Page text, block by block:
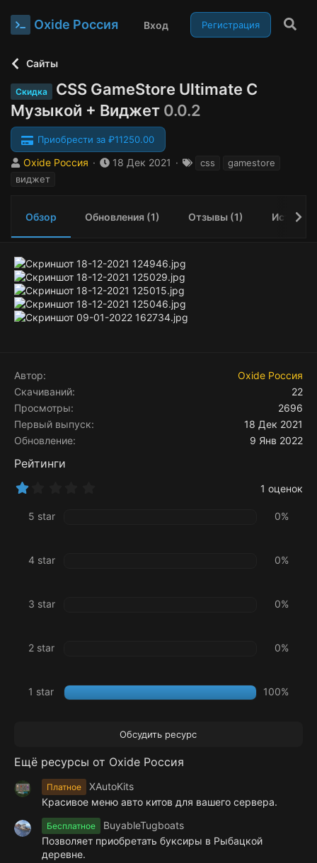
Oxide Россия Вход Регистрация
Сайты
Скидка
CSS GameStore Ultimate С
Музыкой + Виджет 0.0.2
Приобрести за ₽11250.00
А
в
р
Oxide Россия
Д
с
а
н
и
я
18 Дек 2021
Тcss
gamestore
виджет
Обзор Обновления (1) Отзывы (1) История
Автор
Oxide Россия
Скачиваний
22
Просмотры
2696
Первый выпуск
18 Дек 2021
Обновление
9 Янв 2022
Рейтинги
1 оценок
5 star 0%
4 star 0%
3 star 0%
2 star 0%
1 star 100%
Обсудить ресурс
Ещё ресурсы от Oxide Россия
Платное
XAutoKits
Красивое меню авто китов для вашего сервера.
Бесплатное
BuyableTugboats
Позволяет приобретать буксиры в Рыбацкой
деревне.